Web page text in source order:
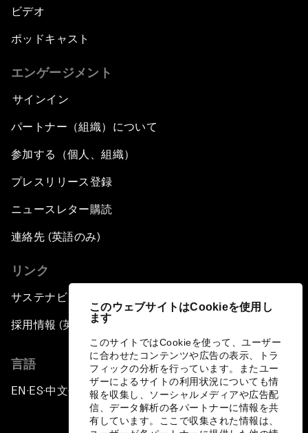
このウェブサイトはCookieを使用し
ます
このサイトではCookieを使って、ユーザー
に合わせたコンテンツや広告の表示、トラ
フィックの分析を行っています。またユー
ザーによるサイトの利用状況についても情
報を収集し、ソーシャルメディアや広告配
信、データ解析の各パートナーに情報を共
有しています。ここで収集された情報は、
ビデオ
ポッドキャスト
エンゲージメント
サインイン
パートナー（組織）について
参加する（個人、組織）
プレスリリース登録
ニュースレター購読
連絡先 (英語のみ)
リンク
サステナビリティへの取り組み
採用情報 (英語のみ)
言語
EN ▪ ES▪中文▪ 日本語